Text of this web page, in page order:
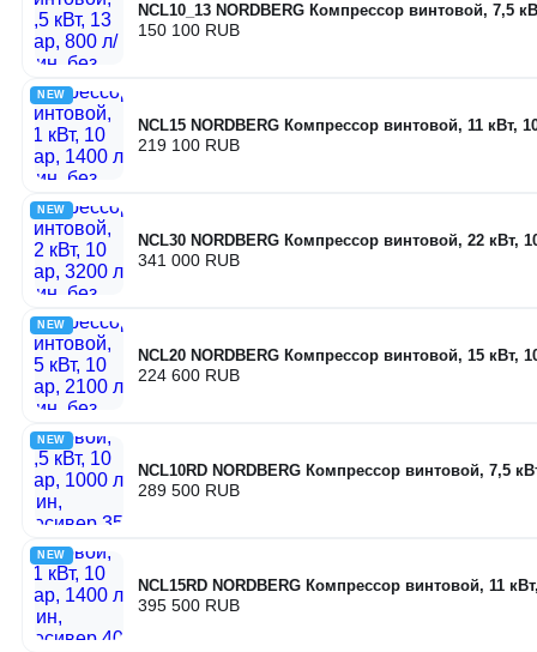
NCL10_13 NORDBERG Компрессор винтовой, 7,5
150 100 RUB
NEW
NCL15 NORDBERG Компрессор винтовой, 11 кВт,
219 100 RUB
NEW
NCL30 NORDBERG Компрессор винтовой, 22 кВт,
341 000 RUB
NEW
NCL20 NORDBERG Компрессор винтовой, 15 кВт,
224 600 RUB
NEW
NCL10RD NORDBERG Компрессор винтовой, 7,5
289 500 RUB
NEW
NCL15RD NORDBERG Компрессор винтовой, 11
395 500 RUB